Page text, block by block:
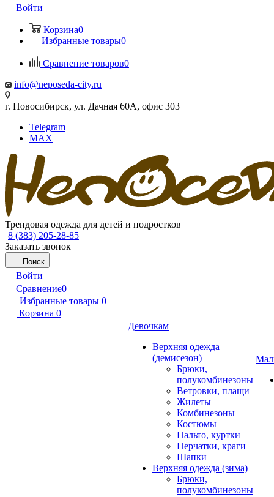
Войти
Корзина0
Избранные товары0
Сравнение товаров0
info@neposeda-city.ru
г. Новосибирск, ул. Дачная 60А, офис 303
Telegram
MAX
Трендовая одежда для детей и подростков
8 (383) 205-28-85
Заказать звонок
Поиск
Войти
Сравнение0
Избранные товары 0
Корзина 0
Девочкам
Верхняя одежда
(демисезон)
Брюки,
полукомбинезоны
Ветровки, плащи
Жилеты
Комбинезоны
Костюмы
Пальто, куртки
Перчатки, краги
Шапки
Верхняя одежда (зима)
Брюки,
полукомбинезоны